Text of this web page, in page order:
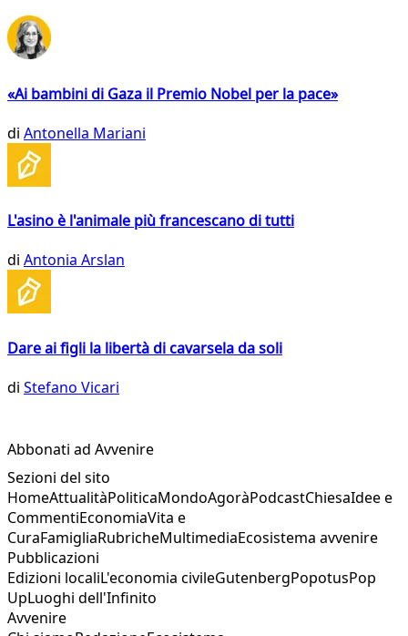
«Ai bambini di Gaza il Premio Nobel per la pace»
di Antonella Mariani
L'asino è l'animale più francescano di tutti
di Antonia Arslan
Dare ai figli la libertà di cavarsela da soli
di Stefano Vicari
Abbonati ad Avvenire
Sezioni del sito
HomeAttualitàPoliticaMondoAgoràPodcastChiesaIdee e
CommentiEconomiaVita e
CuraFamigliaRubricheMultimediaEcosistema avvenire
Pubblicazioni
Edizioni localiL'economia civileGutenbergPopotusPop
UpLuoghi dell'Infinito
Avvenire